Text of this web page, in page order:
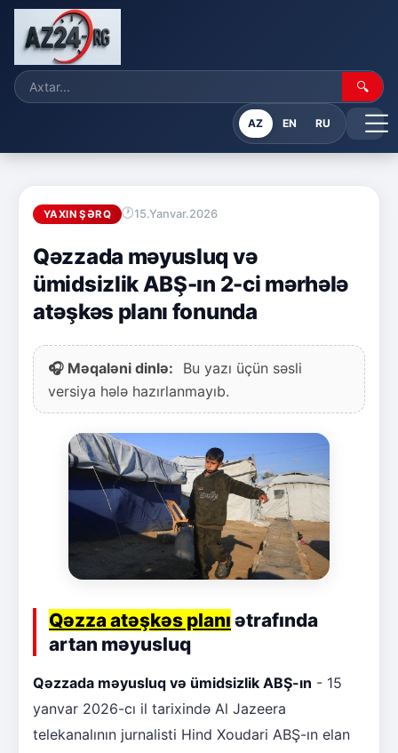
🔍
AZ EN RU
YAXIN ŞƏRQ 15.Yanvar.2026
Qəzzada məyusluq və
ümidsizlik ABŞ-ın 2-ci mərhələ
atəşkəs planı fonunda
🎧 Məqaləni dinlə:
Bu yazı üçün səsli
versiya hələ hazırlanmayıb.
Qəzza atəşkəs planı ətrafında
artan məyusluq
Qəzzada məyusluq və ümidsizlik ABŞ-ın - 15
yanvar 2026-cı il tarixində Al Jazeera
telekanalının jurnalisti Hind Xoudari ABŞ-ın elan